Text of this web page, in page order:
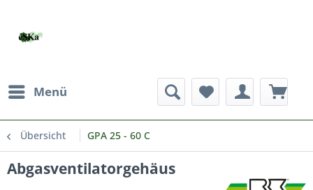
Menü
Übersicht GPA 25 - 60 C
Abgasventilatorgehäus